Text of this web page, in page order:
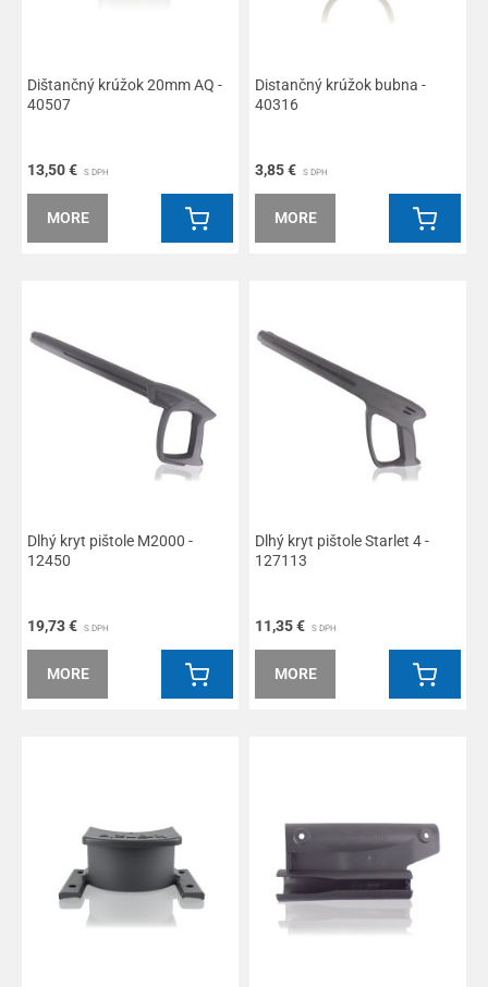
Dištančný krúžok 20mm AQ -
40507
13,50 € S DPH
MORE
Distančný krúžok bubna -
40316
3,85 € S DPH
MORE
Dlhý kryt pištole M2000 -
12450
19,73 € S DPH
MORE
Dlhý kryt pištole Starlet 4 -
127113
11,35 € S DPH
MORE